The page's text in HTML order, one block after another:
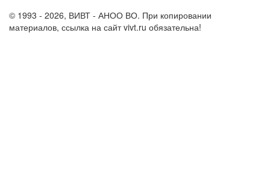
© 1993 - 2026, ВИВТ - АНОО ВО. При копировании
материалов, ссылка на сайт vivt.ru обязательна!